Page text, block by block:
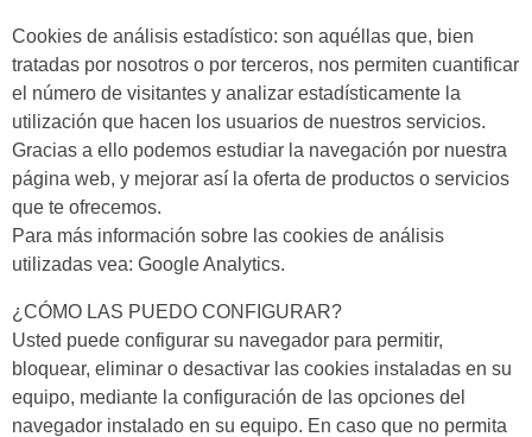
Cookies de análisis estadístico: son aquéllas que, bien
tratadas por nosotros o por terceros, nos permiten cuantificar
el número de visitantes y analizar estadísticamente la
utilización que hacen los usuarios de nuestros servicios.
Gracias a ello podemos estudiar la navegación por nuestra
página web, y mejorar así la oferta de productos o servicios
que te ofrecemos.
Para más información sobre las cookies de análisis
utilizadas vea: Google Analytics.
¿CÓMO LAS PUEDO CONFIGURAR?
Usted puede configurar su navegador para permitir,
bloquear, eliminar o desactivar las cookies instaladas en su
equipo, mediante la configuración de las opciones del
navegador instalado en su equipo. En caso que no permita